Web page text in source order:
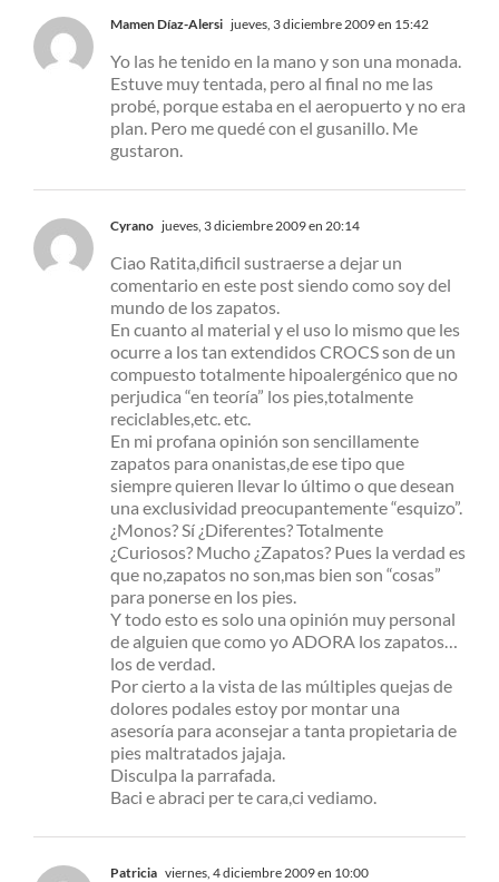
Mamen Díaz-Alersi jueves, 3 diciembre 2009 en 15:42
Yo las he tenido en la mano y son una monada.
Estuve muy tentada, pero al final no me las
probé, porque estaba en el aeropuerto y no era
plan. Pero me quedé con el gusanillo. Me
gustaron.
Cyrano jueves, 3 diciembre 2009 en 20:14
Ciao Ratita,dificil sustraerse a dejar un
comentario en este post siendo como soy del
mundo de los zapatos.
En cuanto al material y el uso lo mismo que les
ocurre a los tan extendidos CROCS son de un
compuesto totalmente hipoalergénico que no
perjudica “en teoría” los pies,totalmente
reciclables,etc. etc.
En mi profana opinión son sencillamente
zapatos para onanistas,de ese tipo que
siempre quieren llevar lo último o que desean
una exclusividad preocupantemente “esquizo”.
¿Monos? Sí ¿Diferentes? Totalmente
¿Curiosos? Mucho ¿Zapatos? Pues la verdad es
que no,zapatos no son,mas bien son “cosas”
para ponerse en los pies.
Y todo esto es solo una opinión muy personal
de alguien que como yo ADORA los zapatos…
los de verdad.
Por cierto a la vista de las múltiples quejas de
dolores podales estoy por montar una
asesoría para aconsejar a tanta propietaria de
pies maltratados jajaja.
Disculpa la parrafada.
Baci e abraci per te cara,ci vediamo.
Patricia viernes, 4 diciembre 2009 en 10:00